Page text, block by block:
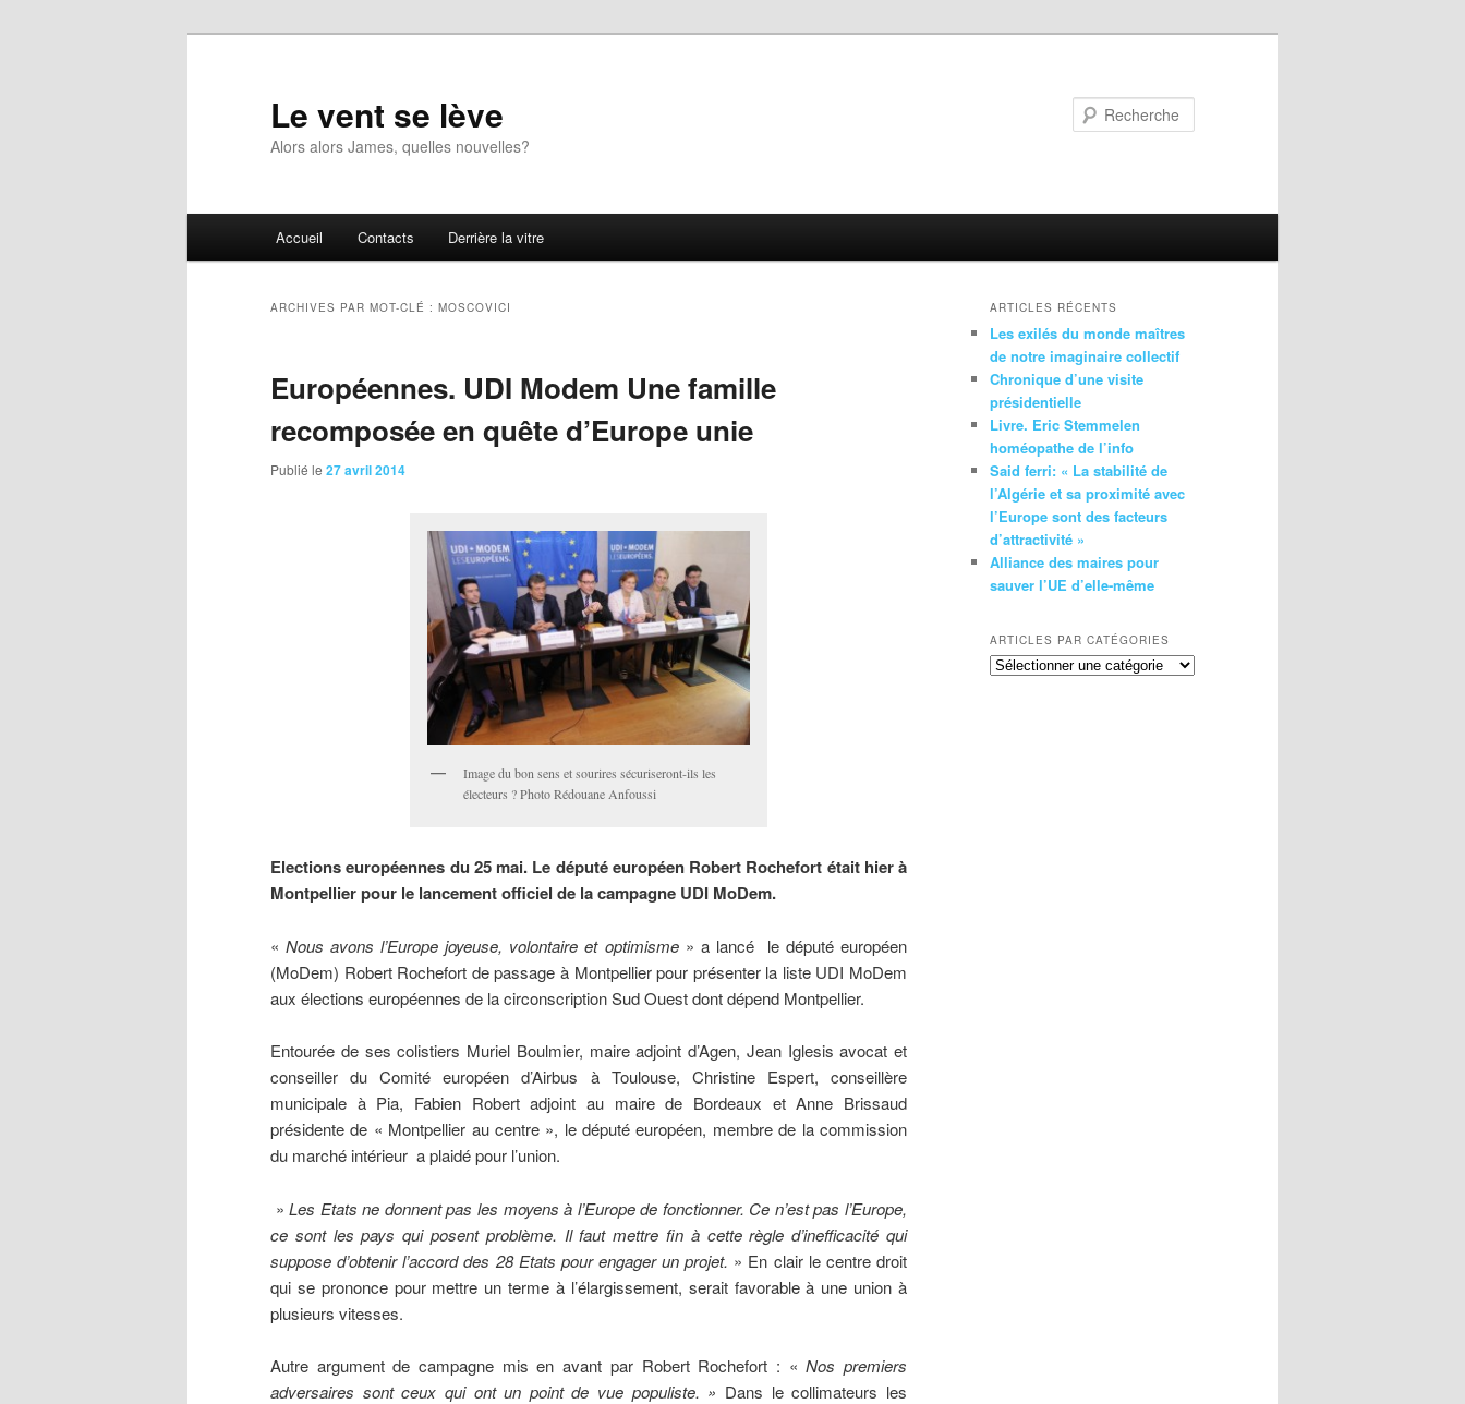
Le vent se lève
Alors alors James, quelles nouvelles?
Accueil Contacts Derrière la vitre
ARCHIVES PAR MOT-CLÉ : MOSCOVICI
Européennes. UDI Modem Une famille
recomposée en quête d’Europe unie
Publié le 27 avril 2014
Image du bon sens et sourires sécuriseront-ils les
électeurs ? Photo Rédouane Anfoussi
Elections européennes du 25 mai. Le député européen Robert Rochefort était hier à
Montpellier pour le lancement officiel de la campagne UDI MoDem.
«Nous avons l’Europe joyeuse, volontaire et optimisme» a lancé le député européen
(MoDem) Robert Rochefort de passage à Montpellier pour présenter la liste UDI MoDem
aux élections européennes de la circonscription Sud Ouest dont dépend Montpellier.
Entourée de ses colistiers Muriel Boulmier, maire adjoint d’Agen, Jean Iglesis avocat et
conseiller du Comité européen d’Airbus à Toulouse, Christine Espert, conseillère
municipale à Pia, Fabien Robert adjoint au maire de Bordeaux et Anne Brissaud
présidente de « Montpellier au centre », le député européen, membre de la commission
du marché intérieur a plaidé pour l’union.
»Les Etats ne donnent pas les moyens à l’Europe de fonctionner. Ce n’est pas l’Europe,
ce sont les pays qui posent problème. Il faut mettre fin à cette règle d’inefficacité qui
suppose d’obtenir l’accord des 28 Etats pour engager un projet. » En clair le centre droit
qui se prononce pour mettre un terme à l’élargissement, serait favorable à une union à
plusieurs vitesses.
Autre argument de campagne mis en avant par Robert Rochefort : «Nos premiers
adversaires sont ceux qui ont un point de vue populiste. » Dans le collimateurs les
ARTICLES RÉCENTS
Les exilés du monde maîtres
de notre imaginaire collectif
Chronique d’une visite
présidentielle
Livre. Eric Stemmelen
homéopathe de l’info
Said ferri: « La stabilité de
l’Algérie et sa proximité avec
l’Europe sont des facteurs
d’attractivité »
Alliance des maires pour
sauver l’UE d’elle-même
ARTICLES PAR CATÉGORIES
Articles